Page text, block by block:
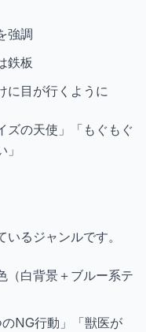
強調
鉄板
に目が行くように
ズの天使」「もぐもぐ
るジャンルです。
（白背景＋ブルー系テ
NG行動」「獣医が